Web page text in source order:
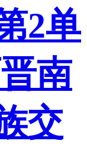
2单
南
交